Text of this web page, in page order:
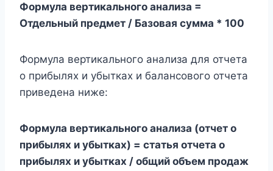
Формула вертикального анализа =
Отдельный предмет / Базовая сумма * 100
Формула вертикального анализа для отчета
о прибылях и убытках и балансового отчета
приведена ниже:
Формула вертикального анализа (отчет о
прибылях и убытках) = статья отчета о
прибылях и убытках / общий объем продаж